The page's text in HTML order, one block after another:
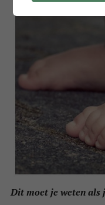
Dit moet je weten als